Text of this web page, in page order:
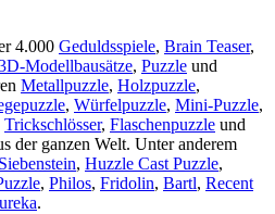
4.000 Geduldsspiele, Brain Teaser,
Modellbausätze, Puzzle und
Metallpuzzle, Holzpuzzle,
, Würfelpuzzle, Mini-Puzzle,
Trickschlösser, Flaschenpuzzle und
der ganzen Welt. Unter anderem
Siebenstein, Huzzle Cast Puzzle,
, Philos, Fridolin, Bartl, Recent
.